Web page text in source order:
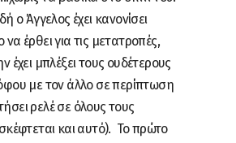
ο Άγγελος έχει κανονίσει
έρθει για τις μετατροπές,
έχει μπλέξει τους ουδέτερους
με τον άλλο σε περίπτωση
ρελέ σε όλους τους
και αυτό). Το πρώτο